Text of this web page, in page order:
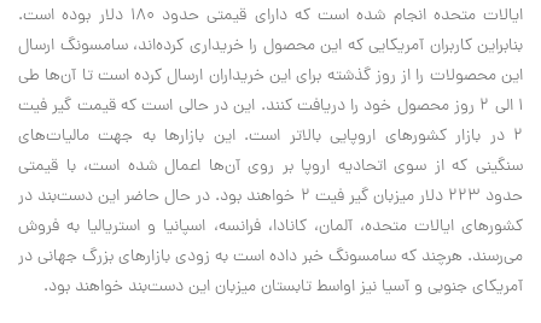
ایالات متحده انجام شده است که دارای قیمتی حدود ۱۸۰ دلار بوده است.
بنابراین کاربران آمریکایی که این محصول را خریداری کرده‌اند، سامسونگ ارسال
این محصولات را از روز گذشته برای این خریداران ارسال کرده است تا آن‌ها طی
۱ الی ۲ روز محصول خود را دریافت کنند. این در حالی است که قیمت گیر فیت
۲ در بازار کشورهای اروپایی بالاتر است. این بازارها به جهت مالیات‌های
سنگینی که از سوی اتحادیه اروپا بر روی آن‌ها اعمال شده است، با قیمتی
حدود ۲۲۳ دلار میزبان گیر فیت ۲ خواهند بود. در حال حاضر این دست‌بند در
کشورهای ایالات متحده، آلمان، کانادا، فرانسه، اسپانیا و استریالیا به فروش
می‌رسند. هرچند که سامسونگ خبر داده است به زودی بازارهای بزرگ جهانی در
آمریکای جنوبی و آسیا نیز اواسط تابستان میزبان این دست‌بند خواهند بود.